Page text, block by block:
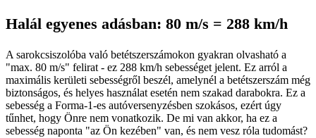
Halál egyenes adásban: 80 m/s = 288 km/h
A sarokcsiszolóba való betétszerszámokon gyakran olvasható a
"max. 80 m/s" felirat - ez 288 km/h sebességet jelent. Ez arról a
maximális kerületi sebességről beszél, amelynél a betétszerszám még
biztonságos, és helyes használat esetén nem szakad darabokra. Ez a
sebesség a Forma-1-es autóversenyzésben szokásos, ezért úgy
tűnhet, hogy Önre nem vonatkozik. De mi van akkor, ha ez a
sebesség naponta "az Ön kezében" van, és nem vesz róla tudomást?